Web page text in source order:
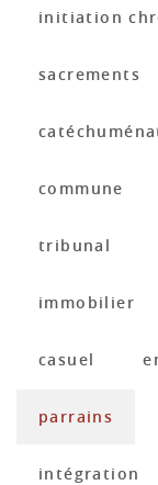
initiation
sacrements
commune
tribunal
immobilier
casuel
parrains
intégration